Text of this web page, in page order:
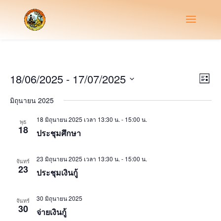
List
18/06/2025 - 17/07/2025
date.
มิถุนายน 2025
พุธ
18
18 มิถุนายน 2025 เวลา 13:30 น. - 15:00 น.
ประชุมศึกษา
จันทร์
23
23 มิถุนายน 2025 เวลา 13:30 น. - 15:00 น.
ประชุมเงินกู้
จันทร์
30
30 มิถุนายน 2025
จ่ายเงินกู้